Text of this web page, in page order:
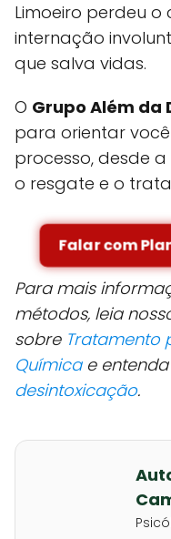
Limoeiro perdeu o
internação
que salva vidas.
O Grupo Além da
para orientar
processo, desde
o resgate e o
Falar com
Para mais
métodos, leia
sobre Tratamento
Químicae entenda
desintoxicação.